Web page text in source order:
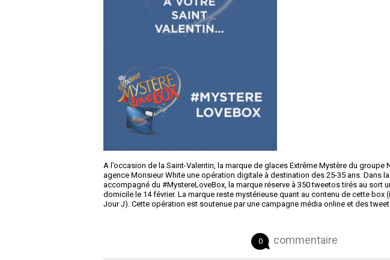
A l’occasion de la Saint-Valentin, la marque de glaces Extrême Mystère du groupe
agence Monsieur White une opération digitale à destination des 25-35 ans. Dans
accompagné du #MystereLoveBox, la marque réserve à 350 tweetos tirés au sort
domicile le 14 février. La marque reste mystérieuse quant au contenu de cette box
Jour J). Cette opération est soutenue par une campagne média online et des
0 commentaire